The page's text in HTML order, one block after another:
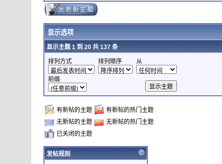
显示选项
显示主题 1 到 20 共 137 条
排列方式 排列顺序 从
前缀
有新帖的主题
有新帖的热门主题
无新帖的主题
无新帖的热门主题
已关闭的主题
发帖规则